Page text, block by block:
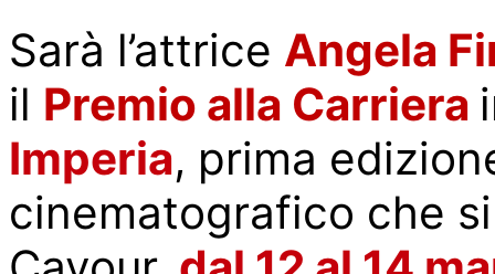
Sarà l’attrice Angela
il Premio alla Carriera
Imperia, prima
cinematografico che